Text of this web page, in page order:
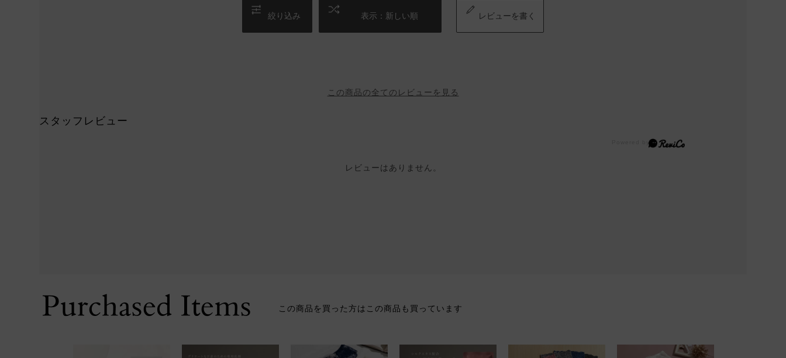
絞り込み 表示：新しい順 レビューを書く
この商品の全てのレビューを見る
スタッフレビュー
レビューはありません。
この商品を買った方はこの商品も買っています